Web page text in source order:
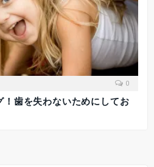
0
！歯を失わないためにしてお